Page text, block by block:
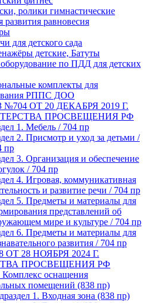
ролики гимнастические
развития равновесия
для детского сада
детские, Батуты
по ПДД для детских
комплекты для
РППС ДОО
ОТ 20 ДЕКАБРЯ 2019 Г.
ПРОСВЕЩЕНИЯ РФ
1. Мебель / 704 пр
2. Присмотр и уход за детьми /
пр
3. Организация и обеспечение
/ 704 пр
4. Игровая, коммуникативная
и развитие речи / 704 пр
5. Предметы и материалы для
представлений об
мире и культуре / 704 пр
6. Предметы и материалы для
развития / 704 пр
28 НОЯБРЯ 2024 Г.
ПРОСВЕЩЕНИЯ РФ
Комплекс оснащения
помещений (838 пр)
1. Входная зона (838 пр)